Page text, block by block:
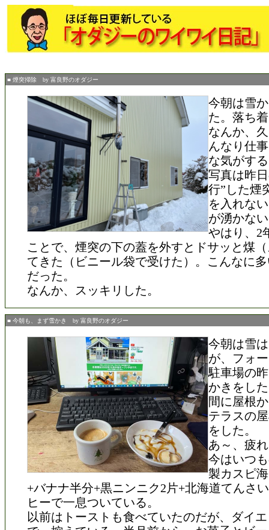
■ 煙突掃除 by 富良野のオダジー
今朝は雪
た。落ち
なんか、
んなり仕
な気がす
写真は昨
行”した煙
を入れな
が湧かな
やはり、2
ことで、煙突の下の蓋を外すとドサッと煤
てきた（ビニール袋で受けた）。こんなに
だった。
なんか、スッキリした。
■ 今朝も、まず雪かき by 富良野のオダジー
今朝は雪
が、フォ
駐車場の
かきをし
間に屋根
テラスの
をした。
あ～、疲
今はいつ
製カスピ
+バナナ半分+黒ニンニク2片+北海道てんさ
ヒーで一息ついている。
以前はトーストも食べていたのだが、ダイ